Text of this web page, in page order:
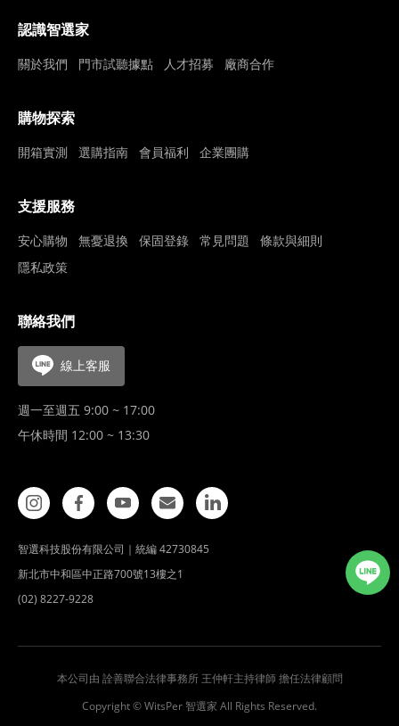
認識智選家
關於我們 門市試聽據點 人才招募 廠商合作
購物探索
開箱實測 選購指南 會員福利 企業團購
支援服務
安心購物 無憂退換 保固登錄 常見問題
條款與細則
隱私政策
聯絡我們
線上客服
週一至週五 9:00 ~ 17:00
午休時間 12:00 ~ 13:30
智選科技股份有限公司｜統編 42730845
新北市中和區中正路700號13樓之1
(02) 8227-9228
本公司由 詮善聯合法律事務所 王仲軒主持律師 擔任法律顧問
Copyright © WitsPer 智選家 All Rights Reserved.